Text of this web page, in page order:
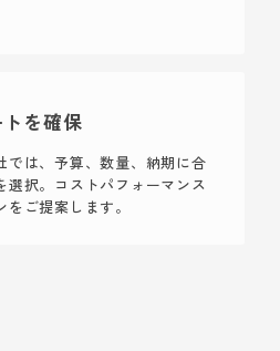
を確保
では、予算、数量、納期に合
択。コストパフォーマンス
ご提案します。